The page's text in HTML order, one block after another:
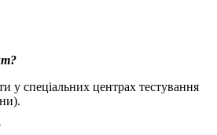
у спецiальних центрах тестування